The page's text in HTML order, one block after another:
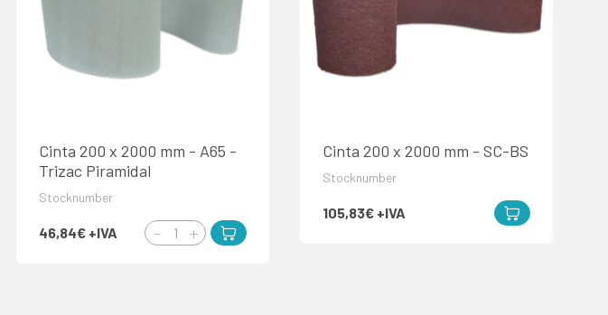
Cinta 200 x 2000 mm - A65 -
Trizac Piramidal
Stocknumber
46,84€ +IVA
Cinta 200 x 2000 mm - SC-BS
Stocknumber
105,83€ +IVA